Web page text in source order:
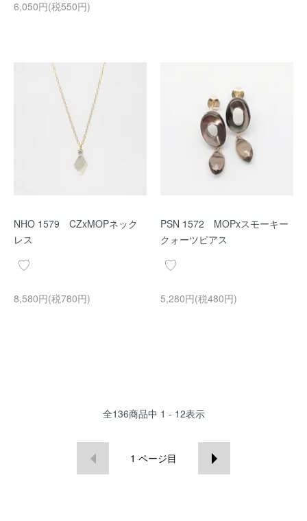
6,050円(税550円)
NHO 1579 CZxMOPネック
レス
8,580円(税780円)
PSN 1572 MOPxスモーキー
クォーツピアス
5,280円(税480円)
全136商品中 1 - 12表示
1 ページ目